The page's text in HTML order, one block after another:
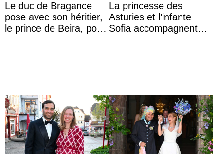
Le duc de Bragance
pose avec son héritier,
le prince de Beira, pour
La princesse des
Asturies et l’infante
Sofia accompagnent